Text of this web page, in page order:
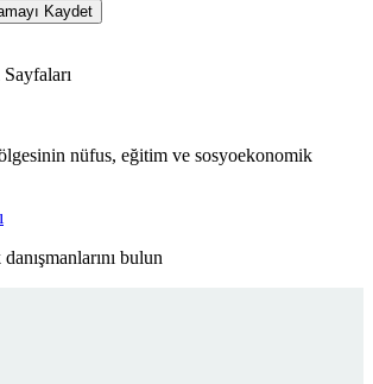
Kaydet
nüfus, eğitim ve sosyoekonomik
bulun